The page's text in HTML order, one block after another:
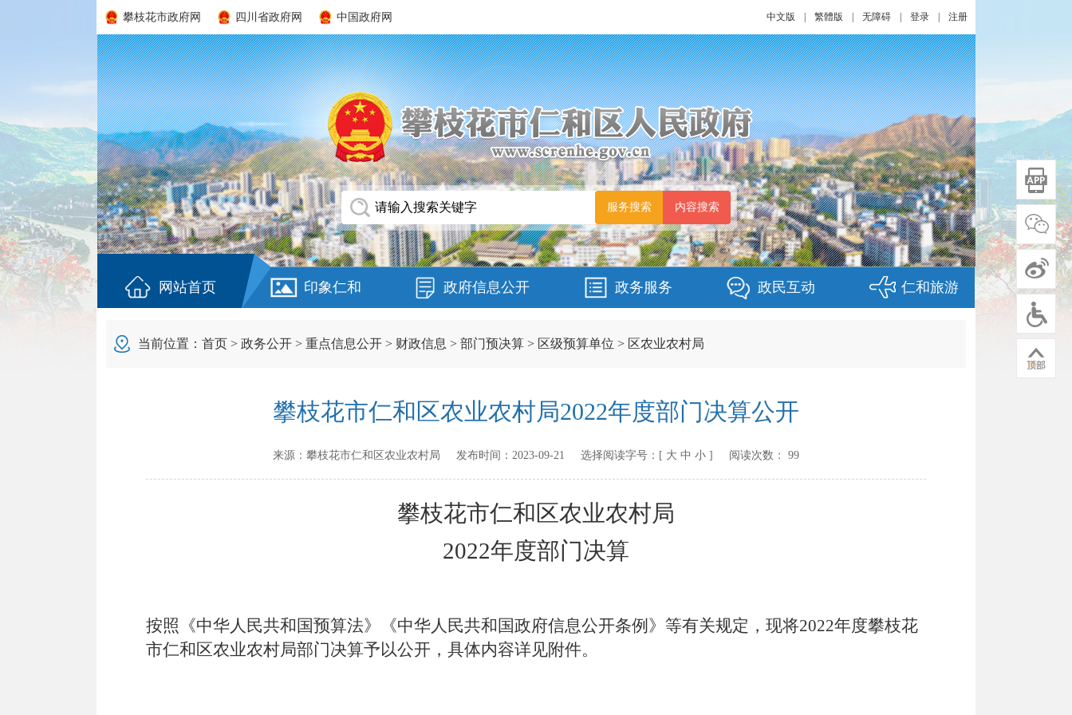
攀枝花市政府网 四川省政府网 中国政府网 中文版 繁體版 无障碍 登录 注册
网站首页 印象仁和 政府信息公开 政务服务 政民互动 仁和旅游
当前位置： 首页 > 政务公开 > 重点信息公开 > 财政信息 > 部门预决算 > 区级预算单位 > 区农业农村局
攀枝花市仁和区农业农村局2022年度部门决算公开
来源： 攀枝花市仁和区农业农村局 发布时间： 2023-09-21 选择阅读字号：[ 大 中 小 ] 阅读次数： 99
攀枝花市仁和区农业农村局
2022年度部门决算
按照《中华人民共和国预算法》《中华人民共和国政府信息公开条例》等有关规定，现将2022年度攀枝花
市仁和区农业农村局部门决算予以公开，具体内容详见附件。